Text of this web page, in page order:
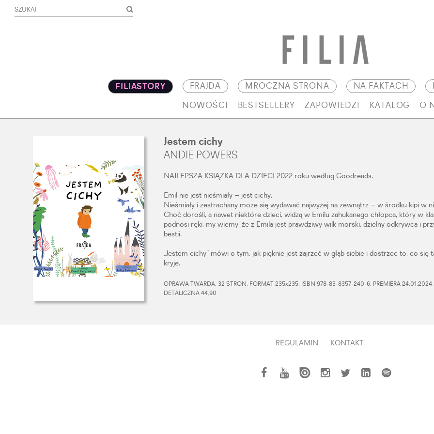
FILIASTORY FRAJDA MROCZNA STRONA NA FAKTACH
NOWOŚCI BESTSELLERY ZAPOWIEDZI KATALOG O
Jestem cichy
ANDIE POWERS
NAJLEPSZA KSIĄŻKA DLA DZIECI 2022 roku według Goodreads.
Emil nie jest nieśmiały – jest cichy.
Nieśmiały i zestrachany może się wydawać najwyżej na zewnątrz – w środku kipi w
Choć dorośli, a nawet niektóre dzieci, widzą w Emilu zahukanego chłopca, który w
podnosi ręki, my wiemy, że z Emila jest prawdziwy wilk morski, dzielny odkrywca i
bestii.
„Jestem cichy” mówi o tym, jak pięknie jest zajrzeć w głąb siebie i dostrzec to, co się
kryje.
OPRAWA TWARDA, 32 STRON, FORMAT 235x235, ISBN 978-83-8357-240-6, PREMIERA 24.01.2024
DETALICZNA 44,90
REGULAMIN KONTAKT